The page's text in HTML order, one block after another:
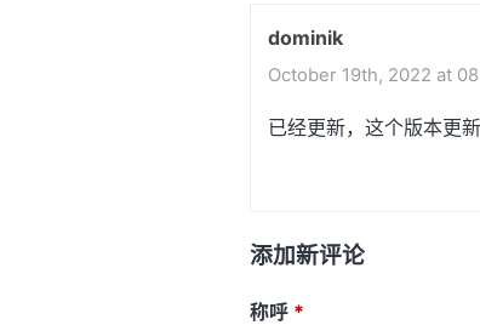
dominik
October 19th, 2022 at
已经更新，这个版本更
添加新评论
称呼